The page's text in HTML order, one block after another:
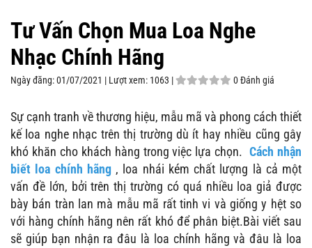
Tư Vấn Chọn Mua Loa Nghe
Nhạc Chính Hãng
Ngày đăng:01/07/2021 | Lượt xem: 1063 | 0 Đánh giá
Sự cạnh tranh về thương hiệu, mẫu mã và phong cách thiết
kế loa nghe nhạc trên thị trường dù ít hay nhiều cũng gây
khó khăn cho khách hàng trong việc lựa chọn. Cách nhận
biết loa chính hãng, loa nhái kém chất lượng là cả một
vấn đề lớn, bởi trên thị trường có quá nhiều loa giả được
bày bán tràn lan mà mẫu mã rất tinh vi và giống y hệt so
với hàng chính hãng nên rất khó để phân biệt.Bài viết sau
sẽ giúp bạn nhận ra đâu là loa chính hãng và đâu là loa